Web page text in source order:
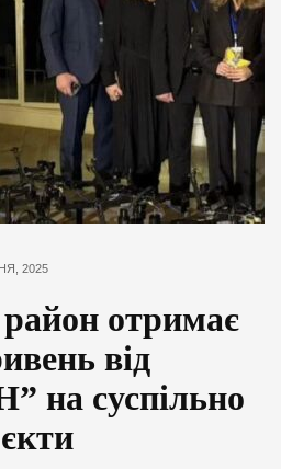
2025
отримає
від
на суспільно